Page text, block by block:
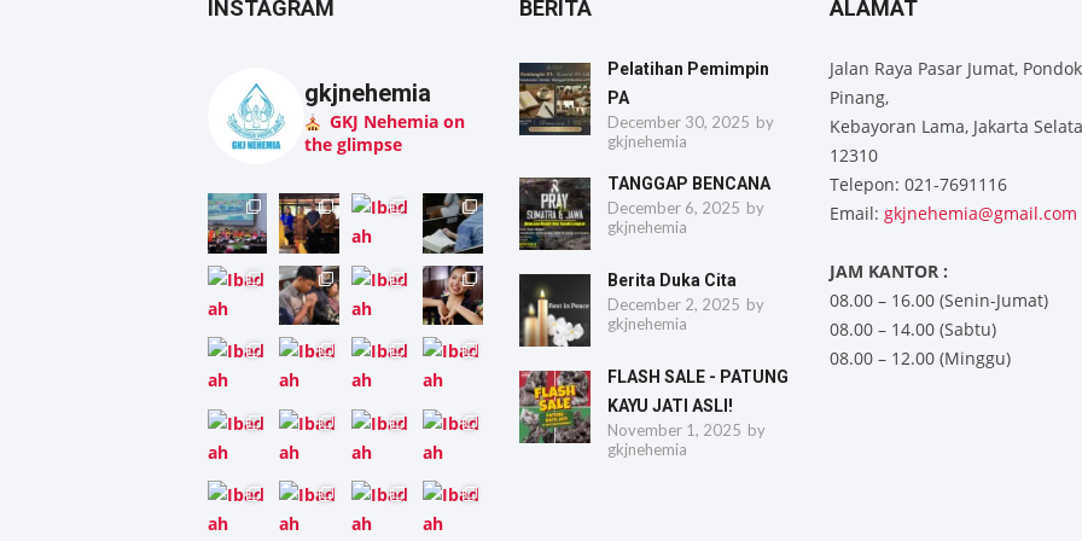
INSTAGRAM
gkjnehemia
GKJ Nehemia on
the glimpse
BERITA
Pelatihan Pemimpin
PA
December 30, 2025 by
gkjnehemia
TANGGAP BENCANA
December 6, 2025 by
gkjnehemia
Berita Duka Cita
December 2, 2025 by
gkjnehemia
FLASH SALE - PATUNG
KAYU JATI ASLI!
November 1, 2025 by
gkjnehemia
ALAMAT
Jalan Raya Pasar Jumat, Pondok
Pinang,
Kebayoran Lama, Jakarta
12310
Telepon: 021-7691116
Email: gkjnehemia@gmail.com
JAM KANTOR :
08.00 – 16.00 (Senin-Jumat)
08.00 – 14.00 (Sabtu)
08.00 – 12.00 (Minggu)